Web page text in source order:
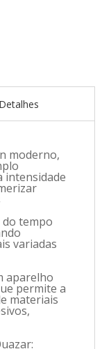
Detalhes
moderno,
intensidade
tempo
variadas
aparelho
permite a
materiais